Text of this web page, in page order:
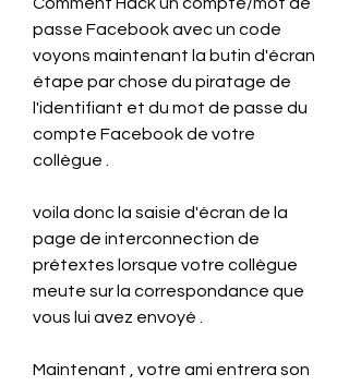
passe Facebook avec un code
voyons maintenant la butin d'écran
étape par chose du piratage de
l'identifiant et du mot de passe du
compte Facebook de votre
collègue .
voila donc la saisie d'écran de la
page de interconnection de
prétextes lorsque votre collègue
meute sur la correspondance que
vous lui avez envoyé .
Maintenant , votre ami entrera son